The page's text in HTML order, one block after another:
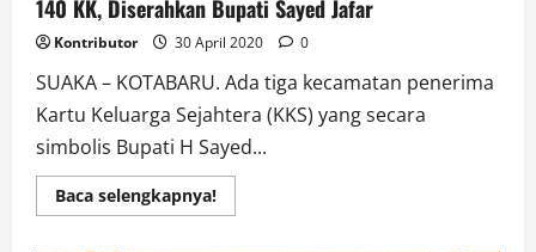
140 KK, Diserahkan Bupati Sayed Jafar
Kontributor 30 April 2020 0
SUAKA – KOTABARU. Ada tiga kecamatan penerima
Kartu Keluarga Sejahtera (KKS) yang secara
simbolis Bupati H Sayed...
Baca selengkapnya!Read
more